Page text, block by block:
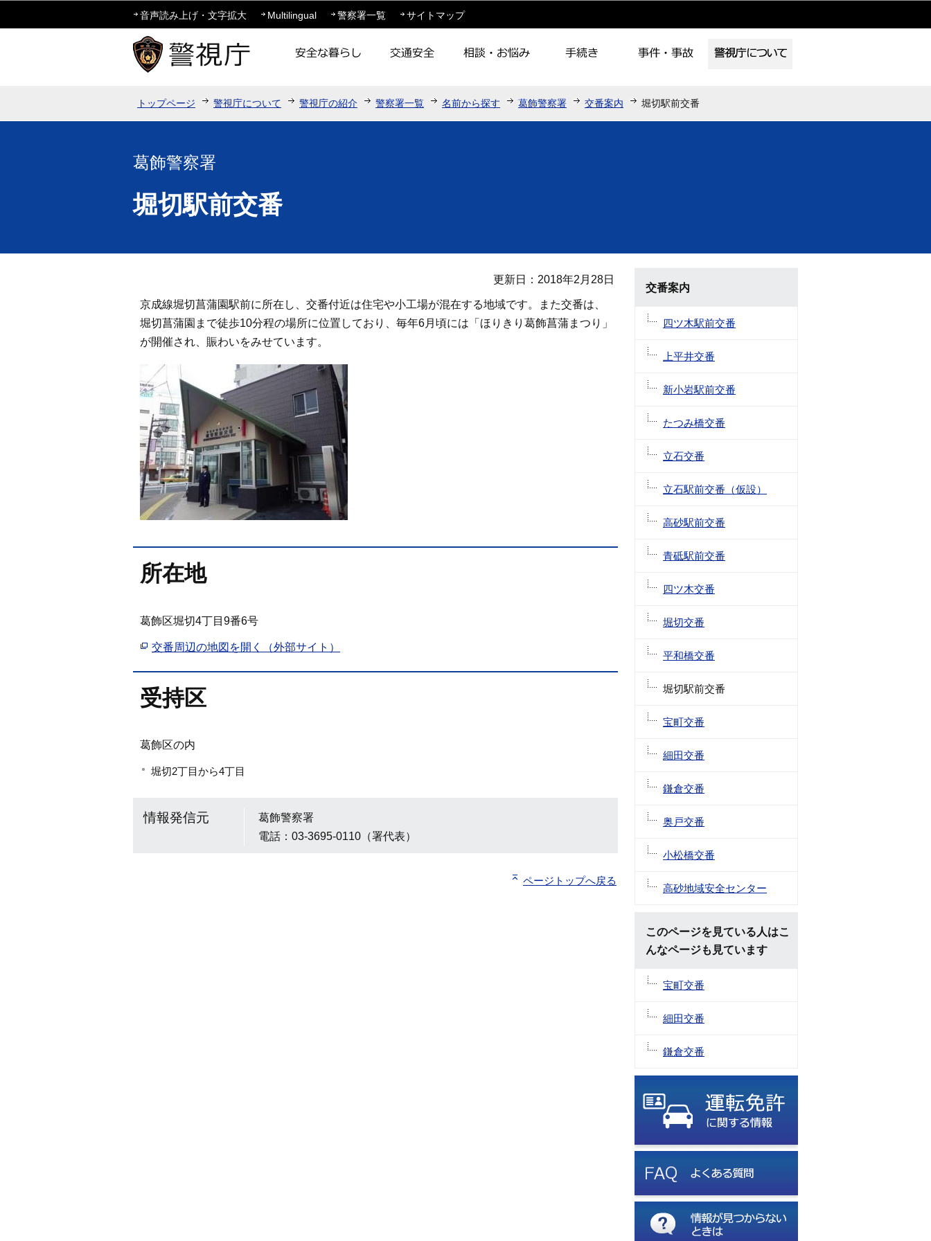
このページの本文へ移動
音声読み上げ・文字拡大 Multilingual 警察署一覧 サイトマップ
トップページ 警視庁について 警視庁の紹介 警察署一覧 名前から探す 葛飾警察署 交番案内 堀切駅前交番
葛飾警察署
堀切駅前交番
更新日：2018年2月28日
京成線堀切菖蒲園駅前に所在し、交番付近は住宅や小工場が混在する地域です。また交番は、
堀切菖蒲園まで徒歩10分程の場所に位置しており、毎年6月頃には「ほりきり葛飾菖蒲まつり」
が開催され、賑わいをみせています。
所在地
葛飾区堀切4丁目9番6号
交番周辺の地図を開く（外部サイト）
受持区
葛飾区の内
堀切2丁目から4丁目
情報発信元
葛飾警察署
電話：03-3695-0110（署代表）
ページトップへ戻る
交番案内
四ツ木駅前交番
上平井交番
新小岩駅前交番
たつみ橋交番
立石交番
立石駅前交番（仮設）
高砂駅前交番
青砥駅前交番
四ツ木交番
堀切交番
平和橋交番
堀切駅前交番
宝町交番
細田交番
鎌倉交番
奥戸交番
小松橋交番
高砂地域安全センター
このページを見ている人はこ
んなページも見ています
宝町交番
細田交番
鎌倉交番